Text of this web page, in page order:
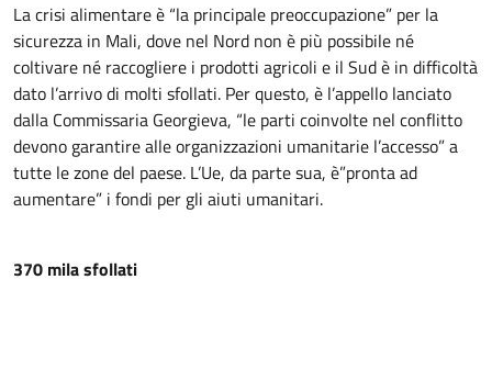
La crisi alimentare è “la principale preoccupazione” per la
sicurezza in Mali, dove nel Nord non è più possibile né
coltivare né raccogliere i prodotti agricoli e il Sud è in difficoltà
dato l’arrivo di molti sfollati. Per questo, è l’appello lanciato
dalla Commissaria Georgieva, “le parti coinvolte nel conflitto
devono garantire alle organizzazioni umanitarie l’accesso” a
tutte le zone del paese. L’Ue, da parte sua, è”pronta ad
aumentare” i fondi per gli aiuti umanitari.
370 mila sfollati